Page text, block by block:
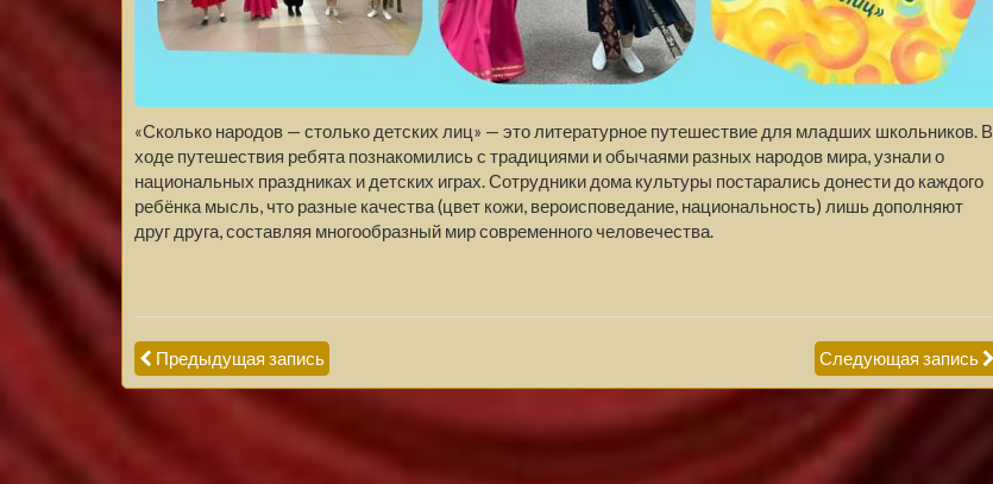
«Сколько народов — столько детских лиц» — это литературное путешествие для младших школьников. В
ходе путешествия ребята познакомились с традициями и обычаями разных народов мира, узнали о
национальных праздниках и детских играх. Сотрудники дома культуры постарались донести до каждого
ребёнка мысль, что разные качества (цвет кожи, вероисповедание, национальность) лишь дополняют
друг друга, составляя многообразный мир современного человечества.
Предыдущая запись Следующая запись